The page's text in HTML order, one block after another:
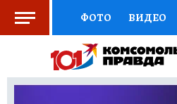
ФОТО ВИДЕО
СОЦПОДДЕРЖКА
ВЫБОР